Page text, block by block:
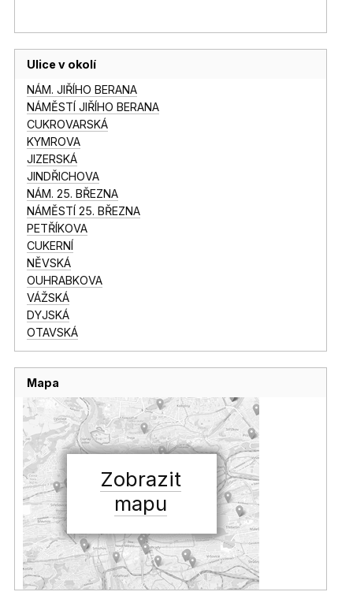
Ulice v okolí
NÁM. JIŘÍHO BERANA
NÁMĚSTÍ JIŘÍHO BERANA
CUKROVARSKÁ
KYMROVA
JIZERSKÁ
JINDŘICHOVA
NÁM. 25. BŘEZNA
NÁMĚSTÍ 25. BŘEZNA
PETŘÍKOVA
CUKERNÍ
NĚVSKÁ
OUHRABKOVA
VÁŽSKÁ
DYJSKÁ
OTAVSKÁ
Mapa
Zobrazit
mapu